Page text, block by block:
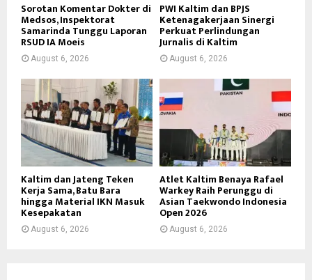
Sorotan Komentar Dokter di
Medsos, Inspektorat
Samarinda Tunggu Laporan
RSUD IA Moeis
August 6, 2026
PWI Kaltim dan BPJS
Ketenagakerjaan Sinergi
Perkuat Perlindungan
Jurnalis di Kaltim
August 6, 2026
Kaltim dan Jateng Teken
Kerja Sama, Batu Bara
hingga Material IKN Masuk
Kesepakatan
August 6, 2026
Atlet Kaltim Benaya Rafael
Warkey Raih Perunggu di
Asian Taekwondo Indonesia
Open 2026
August 6, 2026